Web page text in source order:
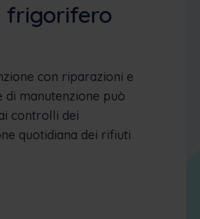
frigorifero
con riparazioni e
manutenzione può
controlli dei
quotidiana dei rifiuti